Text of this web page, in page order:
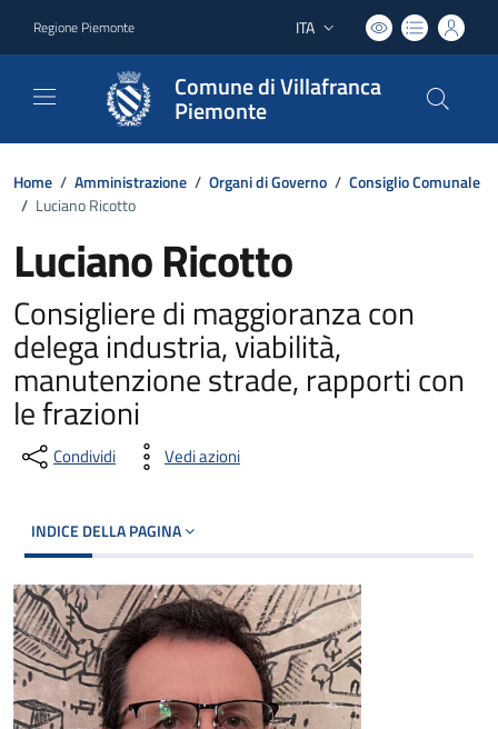
Regione Piemonte Lingua attiva:
ITA
Comune di Villafranca
Piemonte
Home / Amministrazione / Organi di Governo / Consiglio Comunale
/ Luciano Ricotto
Luciano Ricotto
Consigliere di maggioranza con
delega industria, viabilità,
manutenzione strade, rapporti con
le frazioni
Condividi Vedi azioni
INDICE DELLA PAGINA